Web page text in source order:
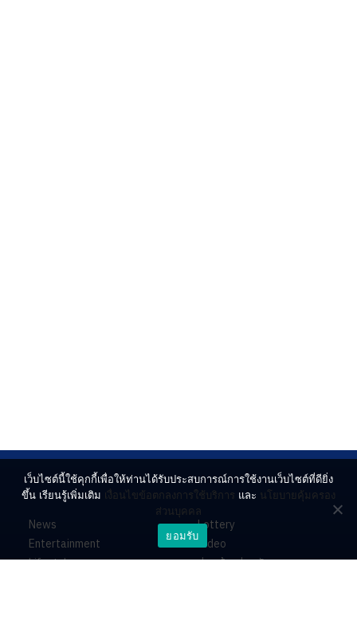
News
Entertainment
Lifestyle
Lottery
Video
ร่วมด้วยช่วยกัน
เว็บไซต์นี้ใช้คุกกี้เพื่อให้ท่านได้รับประสบการณ์การใช้งานเว็บไซต์ที่ดียิ่ง
ขึ้น เรียนรู้เพิ่มเติม เงื่อนไขข้อตกลงการใช้บริการ และ นโยบายคุ้มครอง
ส่วนบุคคล
ยอมรับ